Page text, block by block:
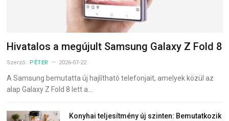
Hivatalos a megújult Samsung Galaxy Z Fold 8
Szerző: PÉTER 2026-07-22
A Samsung bemutatta új hajlítható telefonjait, amelyek közül az
alap Galaxy Z Fold 8 lett a…
Konyhai teljesítmény új szinten: Bemutatkozik